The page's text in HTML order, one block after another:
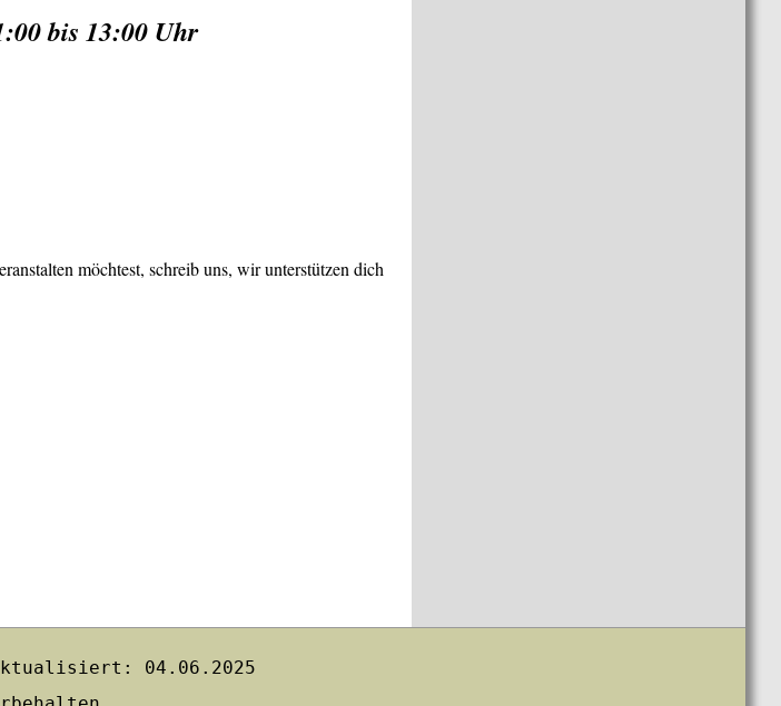
bis 13:00 Uhr
möchtest, schreib uns, wir unterstützen dich
04.06.2025